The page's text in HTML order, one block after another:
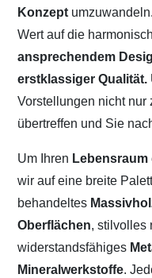
Konzept
Wert auf die
ansprechendem
erstklassiger Qualität.
Vorstellungen nicht nur
übertreffen und Sie
Um Ihren Lebensraum
wir auf eine breite
behandeltes
Oberflächen, stilvolles
widerstandsfähiges
Mineralwerkstoffe.